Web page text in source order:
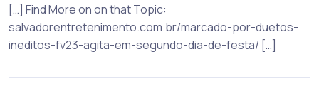
[…] Find More on on that Topic:
salvadorentretenimento.com.br/marcado-por-duetos-
ineditos-fv23-agita-em-segundo-dia-de-festa/ […]